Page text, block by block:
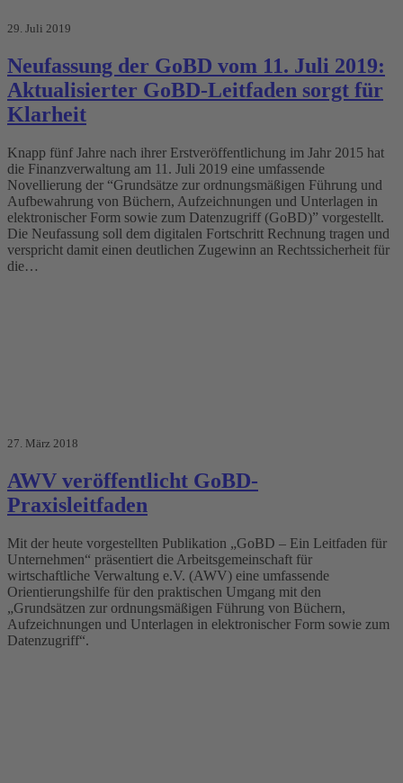
29. Juli 2019
Neufassung der GoBD vom 11. Juli 2019:
Aktualisierter GoBD-Leitfaden sorgt für
Klarheit
Knapp fünf Jahre nach ihrer Erstveröffentlichung im Jahr 2015 hat
die Finanzverwaltung am 11. Juli 2019 eine umfassende
Novellierung der “Grund­sät­ze zur ord­nungs­mä­ßi­gen Füh­rung und
Auf­be­wah­rung von Bü­chern, Auf­zeich­nun­gen und Un­ter­la­gen in
elek­tro­ni­scher Form so­wie zum Da­ten­zu­griff (GoBD)” vorgestellt.
Die Neufassung soll dem digitalen Fortschritt Rechnung tragen und
verspricht damit einen deutlichen Zugewinn an Rechtssicherheit für
die…
27. März 2018
AWV veröffentlicht GoBD-
Praxisleitfaden
Mit der heute vorgestellten Publikation „GoBD – Ein Leitfaden für
Unternehmen“ präsentiert die Arbeitsgemeinschaft für
wirtschaftliche Verwaltung e.V. (AWV) eine umfassende
Orientierungshilfe für den praktischen Umgang mit den
„Grundsätzen zur ordnungsmäßigen Führung von Büchern,
Aufzeichnungen und Unterlagen in elektronischer Form sowie zum
Datenzugriff“.